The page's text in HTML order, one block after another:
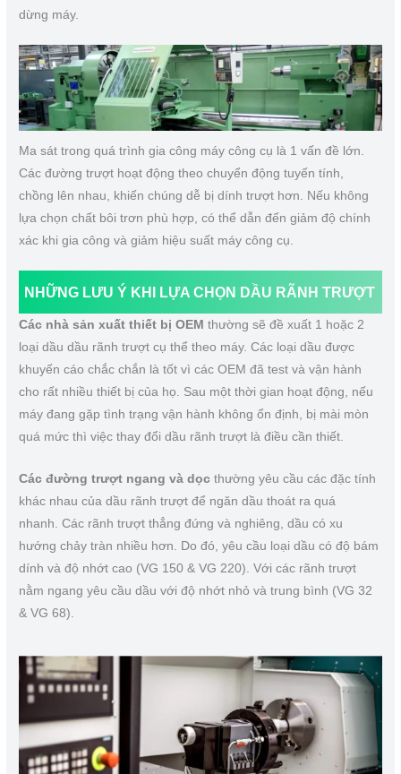
dừng máy.
Ma sát trong quá trình gia công máy công cụ là 1 vấn đề lớn.
Các đường trượt hoạt động theo chuyển động tuyến tính,
chồng lên nhau, khiến chúng dễ bị dính trượt hơn. Nếu không
lựa chọn chất bôi trơn phù hợp, có thể dẫn đến giảm độ chính
xác khi gia công và giảm hiệu suất máy công cụ.
NHỮNG LƯU Ý KHI LỰA CHỌN DẦU RÃNH TRƯỢT
Các nhà sản xuất thiết bị OEM thường sẽ đề xuất 1 hoặc 2
loại dầu dầu rãnh trượt cụ thể theo máy. Các loại dầu được
khuyến cáo chắc chắn là tốt vì các OEM đã test và vận hành
cho rất nhiều thiết bị của họ. Sau một thời gian hoạt động, nếu
máy đang gặp tình trạng vận hành không ổn định, bị mài mòn
quá mức thì việc thay đổi dầu rãnh trượt là điều cần thiết.
Các đường trượt ngang và dọc thường yêu cầu các đặc tính
khác nhau của dầu rãnh trượt để ngăn dầu thoát ra quá
nhanh. Các rãnh trượt thẳng đứng và nghiêng, dầu có xu
hướng chảy tràn nhiều hơn. Do đó, yêu cầu loại dầu có độ bám
dính và độ nhớt cao (VG 150 & VG 220). Với các rãnh trượt
nằm ngang yêu cầu dầu với độ nhớt nhỏ và trung bình (VG 32
& VG 68).